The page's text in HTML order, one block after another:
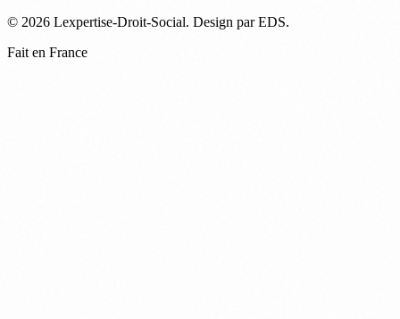
© 2026 Lexpertise-Droit-Social. Design par EDS.
Fait en France